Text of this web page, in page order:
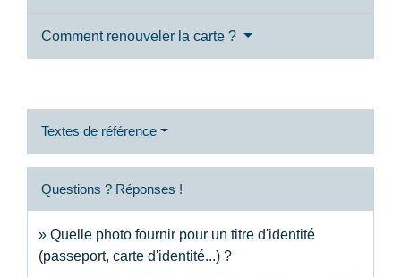
Comment renouveler la carte ?
Textes de référence
Questions ? Réponses !
Quelle photo fournir pour un titre d'identité
(passeport, carte d'identité...) ?